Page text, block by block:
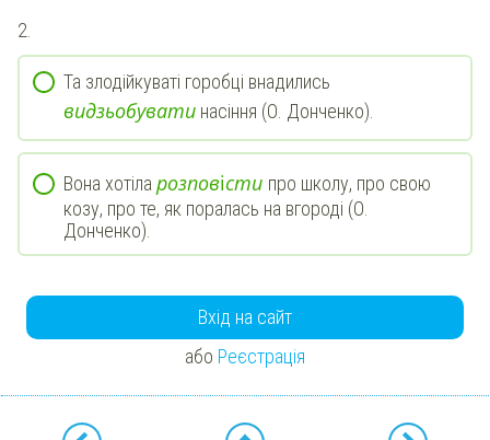
2.
Та злодійкуваті горобці внадились
видзьобувати насіння (О. Донченко).
Вона хотіла розповісти про школу, про свою
козу, про те, як поралась на вгороді (О.
Донченко).
Вхід на сайт
або Реєстрація